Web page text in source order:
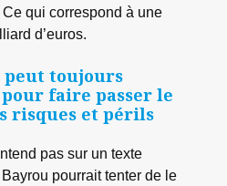
qui correspond à une
d’euros.
peut toujours
faire passer le
risques et périls
pas sur un texte
pourrait tenter de le